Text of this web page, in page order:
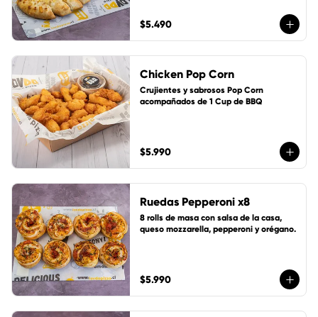
$5.490
Chicken Pop Corn
Crujientes y sabrosos Pop Corn
acompañados de 1 Cup de BBQ
$5.990
Ruedas Pepperoni x8
8 rolls de masa con salsa de la casa,
queso mozzarella, pepperoni y orégano.
$5.990